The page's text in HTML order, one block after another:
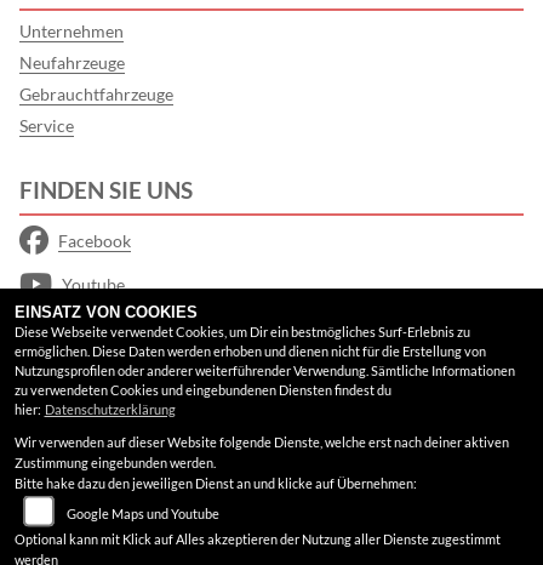
Unternehmen
Neufahrzeuge
Gebrauchtfahrzeuge
Service
FINDEN SIE UNS
Facebook
Youtube
Google Maps
RECHTLICHES
AGB
Impressum
Datenschutz
EINSATZ VON COOKIES
Diese Webseite verwendet Cookies, um Dir ein bestmögliches Surf-Erlebnis zu
ermöglichen. Diese Daten werden erhoben und dienen nicht für die Erstellung von
Nutzungsprofilen oder anderer weiterführender Verwendung. Sämtliche Informationen
zu verwendeten Cookies und eingebundenen Diensten findest du
hier: Datenschutzerklärung
Wir verwenden auf dieser Website folgende Dienste, welche erst nach deiner aktiven
Zustimmung eingebunden werden.
Bitte hake dazu den jeweiligen Dienst an und klicke auf Übernehmen:
Google Maps und Youtube
Optional kann mit Klick auf Alles akzeptieren der Nutzung aller Dienste zugestimmt
werden